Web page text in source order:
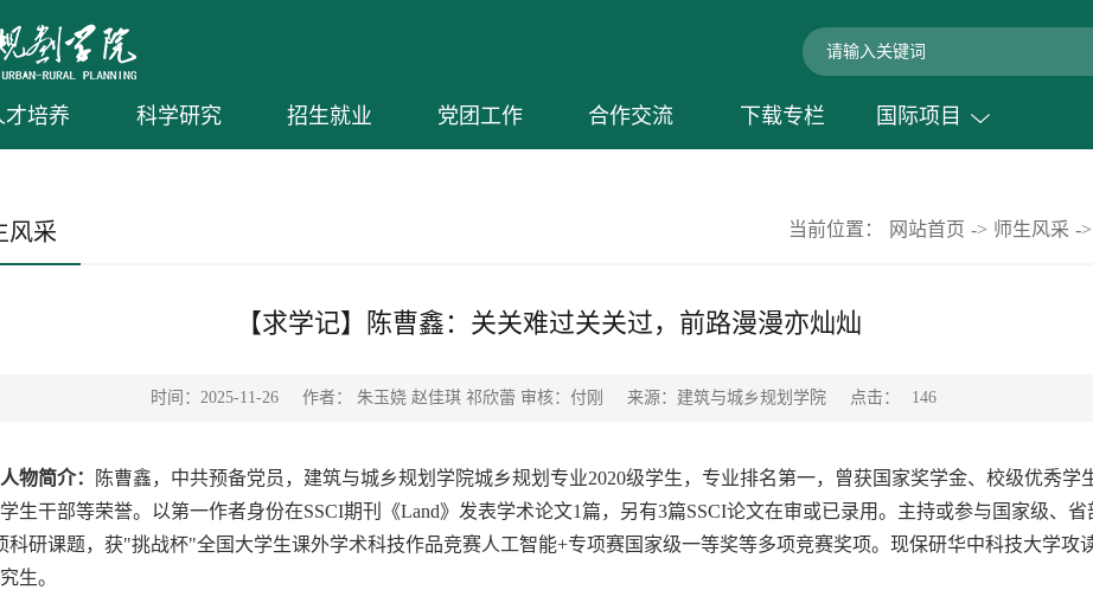
才培养 科学研究 招生就业 党团工作 合作交流 下载专栏 国际项目
风采 当前位置： 网站首页 -> 师生风采 ->
【求学记】陈曹鑫：关关难过关关过，前路漫漫亦灿灿
时间：2025-11-26 作者： 朱玉娆 赵佳琪 祁欣蕾 审核：付刚 来源：建筑与城乡规划学院 点击： 146
人物简介： 陈曹鑫，中共预备党员，建筑与城乡规划学院城乡规划专业2020级学生，专业排名第一，曾获国家奖学金、校级优秀学
生干部等荣誉。以第一作者身份在SSCI期刊《Land》发表学术论文1篇，另有3篇SSCI论文在审或已录用。主持或参与国家级、省
科研课题，获"挑战杯"全国大学生课外学术科技作品竞赛人工智能+专项赛国家级一等奖等多项竞赛奖项。现保研华中科技大学攻
生。